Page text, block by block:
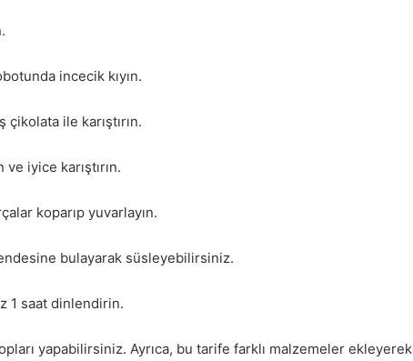
incecik kıyın.
ile karıştırın.
iyice karıştırın.
koparıp yuvarlayın.
bulayarak süsleyebilirsiniz.
1 saat dinlendirin.
yapabilirsiniz. Ayrıca, bu tarife farklı malzemeler ekleyerek